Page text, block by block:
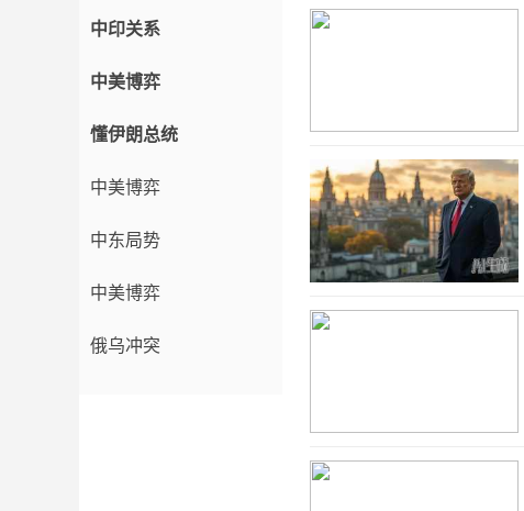
中印关系
中美博弈
懂伊朗总统
中美博弈
中东局势
中美博弈
俄乌冲突